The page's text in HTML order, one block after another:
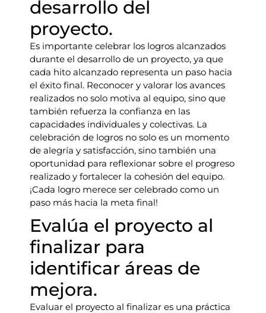
desarrollo del
proyecto.
Es importante celebrar los logros alcanzados
durante el desarrollo de un proyecto, ya que
cada hito alcanzado representa un paso hacia
el éxito final. Reconocer y valorar los avances
realizados no solo motiva al equipo, sino que
también refuerza la confianza en las
capacidades individuales y colectivas. La
celebración de logros no solo es un momento
de alegría y satisfacción, sino también una
oportunidad para reflexionar sobre el progreso
realizado y fortalecer la cohesión del equipo.
¡Cada logro merece ser celebrado como un
paso más hacia la meta final!
Evalúa el proyecto al
finalizar para
identificar áreas de
mejora.
Evaluar el proyecto al finalizar es una práctica